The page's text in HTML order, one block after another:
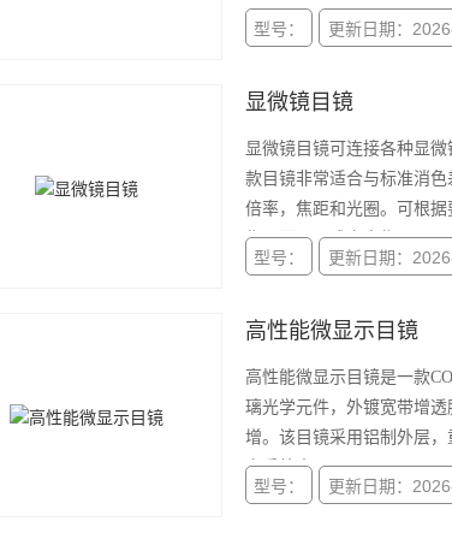
型号： 更新日期：
显微镜目镜
显微镜目镜可连接各种显
款目镜非常适合与标准消
倍率，焦距和光圈。可根
售，而不是成套出售。
型号： 更新日期：
高性能微显示目镜
高性能微显示目镜是一款
璃光学元件，外镀宽带增
增。该目镜采用铝制外层
实系统中。
型号： 更新日期：